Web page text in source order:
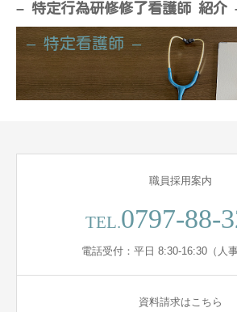
– 特定行為研修修了看護師 紹介
– 特定看護師 –
職員採用案内
TEL.0797-88-
電話受付：平日 8:30-16:30（人事
資料請求はこちら